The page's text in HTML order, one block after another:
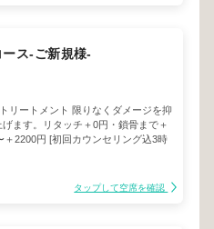
ス-ご新規様-
リートメント 限りなくダメージを抑
げます。リタッチ＋0円・鎖骨まで＋
＋2200円 [初回カウンセリング込3時
タップして空席を確認